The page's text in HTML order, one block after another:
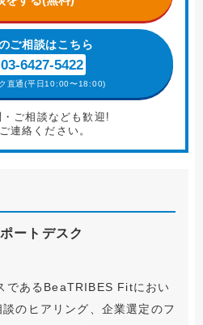
ご相談はこちら
6427-5422
直通(平日10:00〜18:00)
ご相談なども歓迎!
連絡ください。
ートデスク
であるBeaTRIBES Fitにおい
のヒアリング、企業選定のフ